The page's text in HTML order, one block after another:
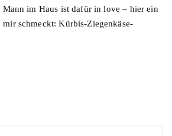
im Haus ist dafür in love – hier ein
mir schmeckt: Kürbis-Ziegenkäse-